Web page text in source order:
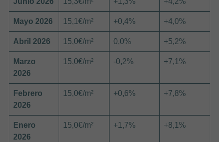
Mayo 2026 15,1€/m² +0,4% +4,0%
Abril 2026 15,0€/m² 0,0% +5,2%
Marzo
2026
15,0€/m² -0,2% +7,1%
Febrero
2026
15,0€/m² +0,6% +7,8%
Enero
2026
15,0€/m² +1,7% +8,1%